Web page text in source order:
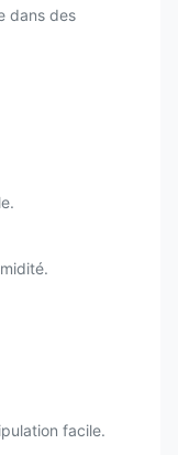
dans des
facile.